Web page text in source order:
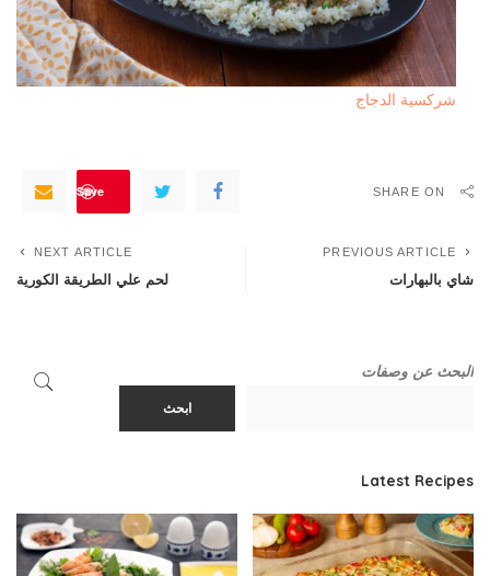
شركسية الدجاج
SHARE ON
Save
PREVIOUS ARTICLE
شاي بالبهارات
NEXT ARTICLE
لحم علي الطريقة الكورية
البحث عن وصفات
ابحث
Latest Recipes